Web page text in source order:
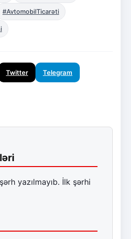
#AvtomobilTicarəti
Twitter Telegram
yazılmayıb. İlk şərhi